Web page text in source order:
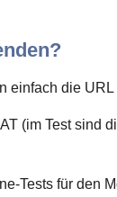
die
(im Test sind
Tests für den